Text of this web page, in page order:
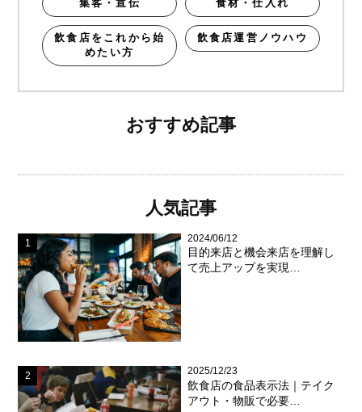
集客・宣伝 食材・仕入れ
飲食店をこれから始
めたい方
飲食店運営ノウハウ
おすすめ記事
人気記事
2024/06/12
目的来店と機会来店を理解し
て売上アップを実現…
2025/12/23
飲食店の食品表示法｜テイク
アウト・物販で必要…